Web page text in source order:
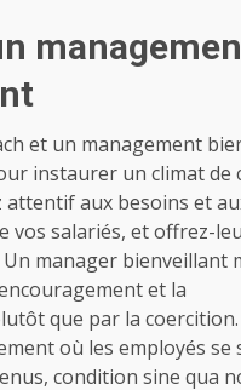
et un management
instaurer un climat de
attentif aux besoins et
vos salariés, et offrez-
manager bienveillant
et la
que par la coercition.
où les employés se
condition sine qua